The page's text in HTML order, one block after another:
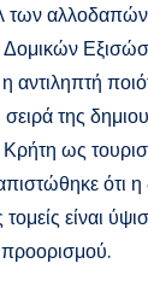
των
αντιληπτή
της
Κρήτη ως
ότι
είναι